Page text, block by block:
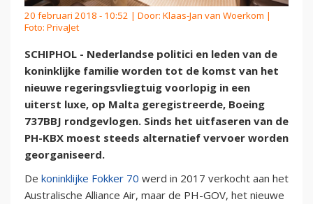
20 februari 2018 - 10:52 | Door: Klaas-Jan van Woerkom |
Foto: PrivaJet
SCHIPHOL - Nederlandse politici en leden van de
koninklijke familie worden tot de komst van het
nieuwe regeringsvliegtuig voorlopig in een
uiterst luxe, op Malta geregistreerde, Boeing
737BBJ rondgevlogen. Sinds het uitfaseren van de
PH-KBX moest steeds alternatief vervoer worden
georganiseerd.
De koninklijke Fokker 70 werd in 2017 verkocht aan het
Australische Alliance Air, maar de PH-GOV, het nieuwe